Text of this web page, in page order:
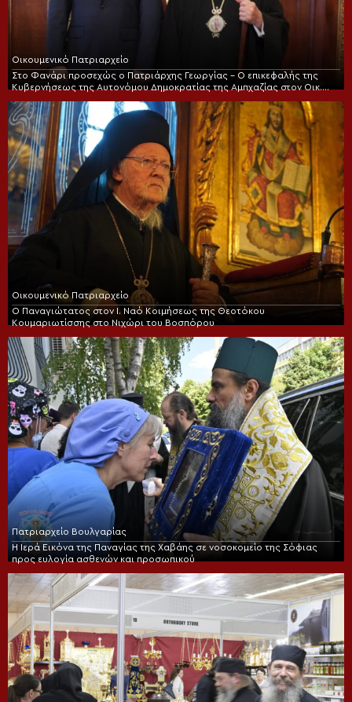
Οικουμενικό Πατριαρχείο
Στο Φανάρι προσεχώς ο Πατριάρχης Γεωργίας – Ο επικεφαλής της
Κυβερνήσεως της Αυτονόμου Δημοκρατίας της Αμπχαζίας στον Οικ.
Οικουμενικό Πατριαρχείο
Ο Παναγιώτατος στον Ι. Ναό Κοιμήσεως της Θεοτόκου
Κουμαριωτίσσης στο Νιχώρι του Βοσπόρου
Πατριαρχείο Βουλγαρίας
Η Ιερά Εικόνα της Παναγίας της Χαβάης σε νοσοκομείο της Σόφιας
προς ευλογία ασθενών και προσωπικού